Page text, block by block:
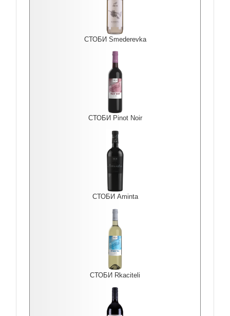
СТОБИ Smederevka
СТОБИ Pinot Noir
СТОБИ Aminta
СТОБИ Rkaciteli